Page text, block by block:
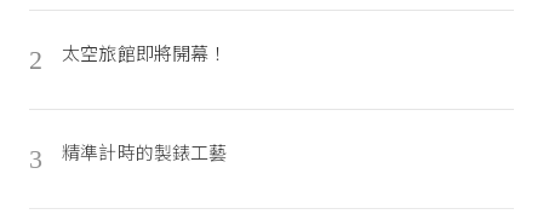
2 太空旅館即將開幕！
3 精準計時的製錶工藝